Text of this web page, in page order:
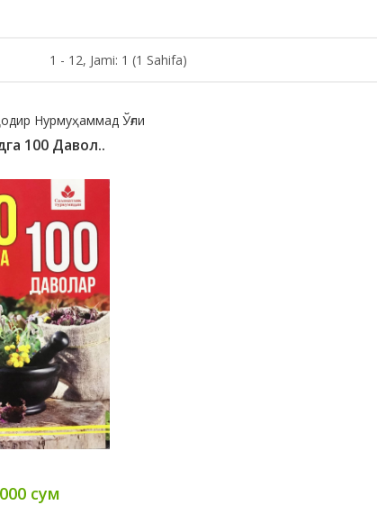
1 - 12, Jami: 1 (1 Sahifa)
Нурмуҳаммад Ўғли
100 Давол..
сум